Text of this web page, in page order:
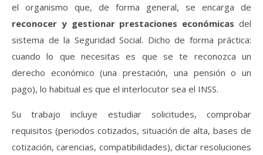
el organismo que, de forma general, se encarga de
reconocer y gestionar prestaciones económicas del
sistema de la Seguridad Social. Dicho de forma práctica:
cuando lo que necesitas es que se te reconozca un
derecho económico (una prestación, una pensión o un
pago), lo habitual es que el interlocutor sea el INSS.
Su trabajo incluye estudiar solicitudes, comprobar
requisitos (periodos cotizados, situación de alta, bases de
cotización, carencias, compatibilidades), dictar resoluciones